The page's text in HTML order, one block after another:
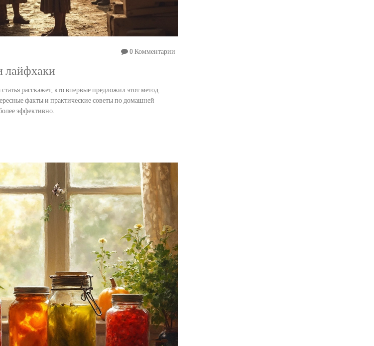
0 Комментарии
лайфхаки
расскажет, кто впервые предложил этот метод
факты и практические советы по домашней
эффективно.